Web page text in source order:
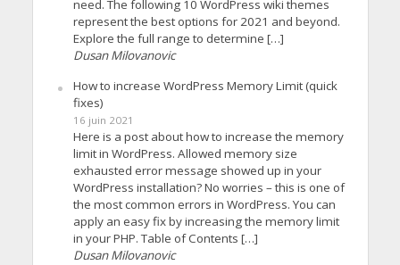
need. The following 10 WordPress wiki themes
represent the best options for 2021 and beyond.
Explore the full range to determine […]
Dusan Milovanovic
How to increase WordPress Memory Limit (quick
fixes)
16 juin 2021
Here is a post about how to increase the memory
limit in WordPress. Allowed memory size
exhausted error message showed up in your
WordPress installation? No worries – this is one of
the most common errors in WordPress. You can
apply an easy fix by increasing the memory limit
in your PHP. Table of Contents […]
Dusan Milovanovic